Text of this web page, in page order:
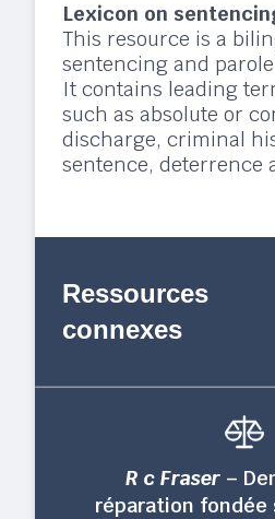
Lexicon on
This resource is a
sentencing and
It contains leading
such as absolute or
discharge, criminal
sentence, deterrence
Ressources
connexes
R c Fraser –
réparation